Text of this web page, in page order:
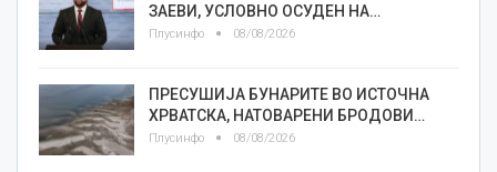
ЗАЕВИ, УСЛОВНО ОСУДЕН НА…
Плусинфо 08/08/2026
ПРЕСУШИЈА БУНАРИТЕ ВО ИСТОЧНА
ХРВАТСКА, НАТОВАРЕНИ БРОДОВИ…
Плусинфо 08/08/2026